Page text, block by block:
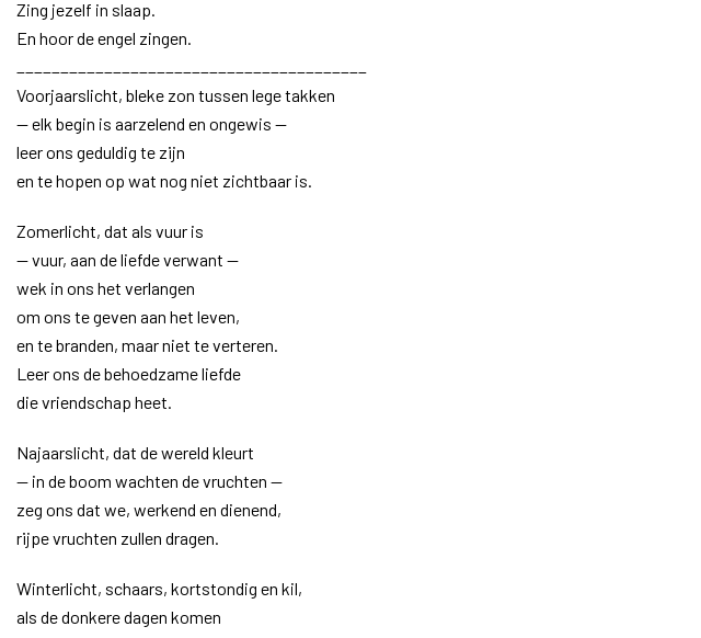
Zing jezelf in slaap.
En hoor de engel zingen.
Voorjaarslicht, bleke zon tussen lege takken
— elk begin is aarzelend en ongewis —
leer ons geduldig te zijn
en te hopen op wat nog niet zichtbaar is.
Zomerlicht, dat als vuur is
— vuur, aan de liefde verwant —
wek in ons het verlangen
om ons te geven aan het leven,
en te branden, maar niet te verteren.
Leer ons de behoedzame liefde
die vriendschap heet.
Najaarslicht, dat de wereld kleurt
— in de boom wachten de vruchten —
zeg ons dat we, werkend en dienend,
rijpe vruchten zullen dragen.
Winterlicht, schaars, kortstondig en kil,
als de donkere dagen komen